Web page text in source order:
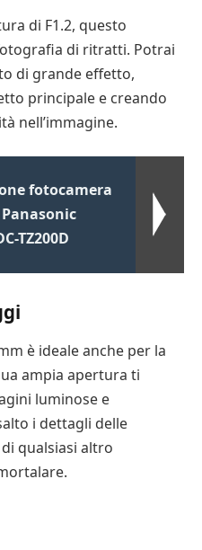
di F1.2, questo
di ritratti. Potrai
di grande effetto,
principale e creando
nell’immagine.
fotocamera
TZ200D
è ideale anche per la
ampia apertura ti
luminose e
i dettagli delle
qualsiasi altro